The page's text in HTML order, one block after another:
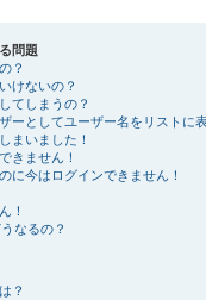
問題
？
けないの？
てしまうの？
ーとしてユーザー名をリストに
まいました！
きません！
に今はログインできません！
！
なるの？
？